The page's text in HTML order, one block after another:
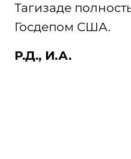
Тагизаде
Госдепом США.
Р.Д., И.А.